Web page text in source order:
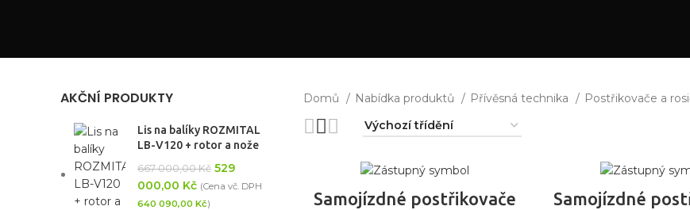
AKČNÍ PRODUKTY
Lis na balíky ROZMITAL
LB-V120 + rotor a nože
667 000,00Kč 529
000,00 Kč (Cena vč. DPH
640 090,00 Kč)
Domů Nabídka produktů Přívěsná technika Postřikovače a
Samojízdné postřikovače
Samojízdné